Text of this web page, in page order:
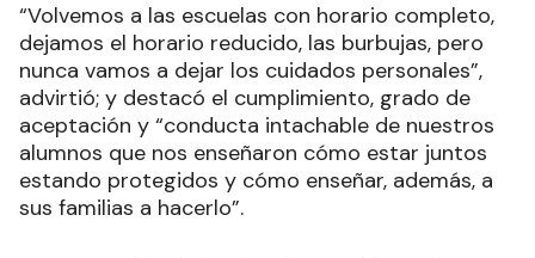
“Volvemos a las escuelas con horario completo,
dejamos el horario reducido, las burbujas, pero
nunca vamos a dejar los cuidados personales”,
advirtió; y destacó el cumplimiento, grado de
aceptación y “conducta intachable de nuestros
alumnos que nos enseñaron cómo estar juntos
estando protegidos y cómo enseñar, además, a
sus familias a hacerlo”.